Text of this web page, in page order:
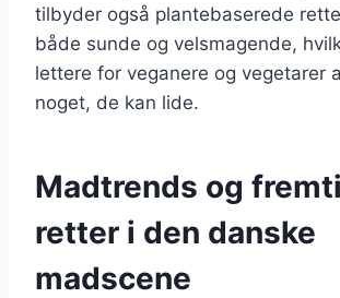
tilbyder også plantebaserede
både sunde og velsmagende,
lettere for veganere og vegetarer
noget, de kan lide.
Madtrends og
retter i den danske
madscene